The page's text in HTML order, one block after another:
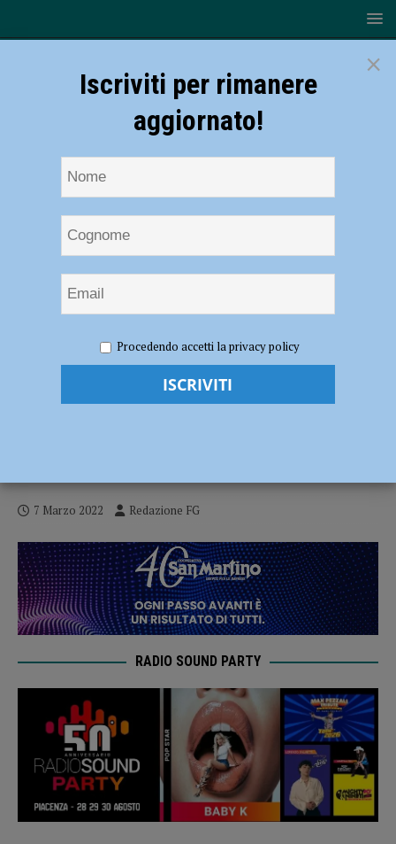
raccolti in pochi giorni più di 20mila euro in favore della comunità
Banca di Piacenza, raccolti in pochi giorni
7 Marzo 2022 Redazione FG
RADIO SOUND PARTY
×
Iscriviti per rimanere
aggiornato!
Procedendo accetti la privacy policy